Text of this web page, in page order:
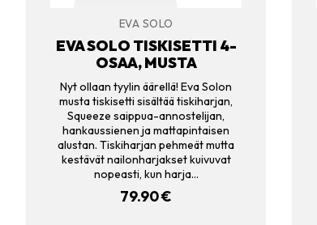
EVA SOLO
EVA SOLO TISKISETTI 4-
OSAA, MUSTA
Nyt ollaan tyylin äärellä! Eva Solon
musta tiskisetti sisältää tiskiharjan,
Squeeze saippua-annostelijan,
hankaussienen ja mattapintaisen
alustan. Tiskiharjan pehmeät mutta
kestävät nailonharjakset kuivuvat
nopeasti, kun harja…
79.90€